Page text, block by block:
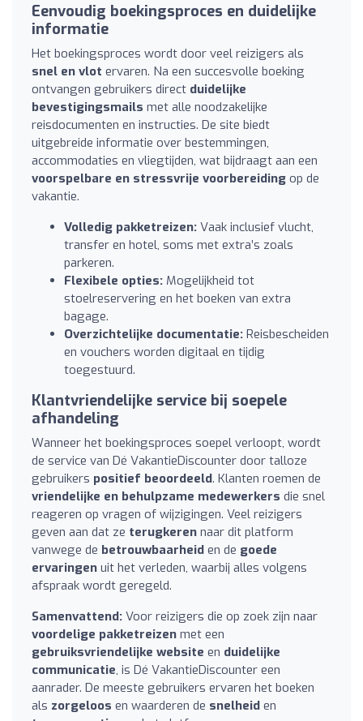
Eenvoudig boekingsproces en duidelijke
informatie
Het boekingsproces wordt door veel reizigers als
snel en vlot ervaren. Na een succesvolle boeking
ontvangen gebruikers direct duidelijke
bevestigingsmails met alle noodzakelijke
reisdocumenten en instructies. De site biedt
uitgebreide informatie over bestemmingen,
accommodaties en vliegtijden, wat bijdraagt aan een
voorspelbare en stressvrije voorbereiding op de
vakantie.
Volledig pakketreizen: Vaak inclusief vlucht,
transfer en hotel, soms met extra’s zoals
parkeren.
Flexibele opties: Mogelijkheid tot
stoelreservering en het boeken van extra
bagage.
Overzichtelijke documentatie: Reisbescheiden
en vouchers worden digitaal en tijdig
toegestuurd.
Klantvriendelijke service bij soepele
afhandeling
Wanneer het boekingsproces soepel verloopt, wordt
de service van Dé VakantieDiscounter door talloze
gebruikers positief beoordeeld. Klanten roemen de
vriendelijke en behulpzame medewerkers die snel
reageren op vragen of wijzigingen. Veel reizigers
geven aan dat ze terugkeren naar dit platform
vanwege de betrouwbaarheid en de goede
ervaringen uit het verleden, waarbij alles volgens
afspraak wordt geregeld.
Samenvattend: Voor reizigers die op zoek zijn naar
voordelige pakketreizen met een
gebruiksvriendelijke website en duidelijke
communicatie, is Dé VakantieDiscounter een
aanrader. De meeste gebruikers ervaren het boeken
als zorgeloos en waarderen de snelheid en